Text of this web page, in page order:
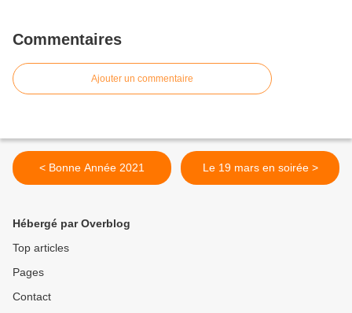
Commentaires
Ajouter un commentaire
< Bonne Année 2021 Le 19 mars en soirée >
Hébergé par Overblog
Top articles
Pages
Contact